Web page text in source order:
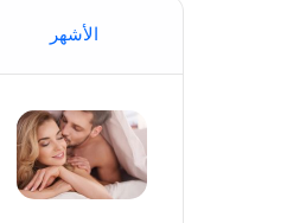
الأشهر